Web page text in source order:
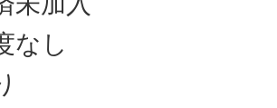
なし